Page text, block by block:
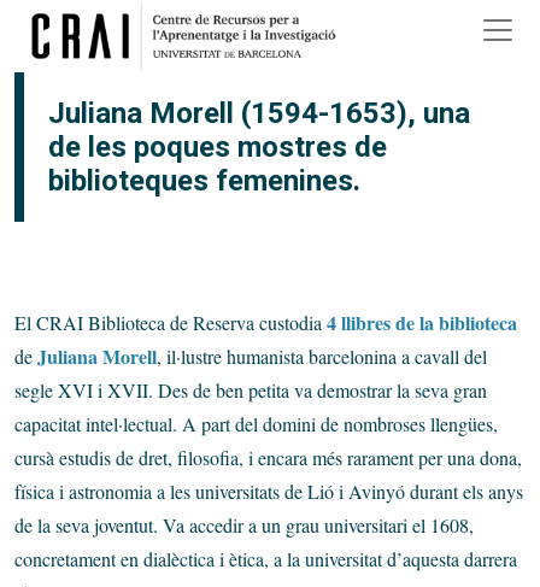
Vés al contingut
Juliana Morell (1594-1653), una
de les poques mostres de
biblioteques femenines.
El CRAI Biblioteca de Reserva custodia 4 llibres de la biblioteca
deJuliana Morell, il·lustre humanista barcelonina a cavall del
segle XVI i XVII. Des de ben petita va demostrar la seva gran
capacitat intel·lectual. A part del domini de nombroses llengües,
cursà estudis de dret, filosofia, i encara més rarament per una dona,
física i astronomia a les universitats de Lió i Avinyó durant els anys
de la seva joventut. Va accedir a un grau universitari el 1608,
concretament en dialèctica i ètica, a la universitat d’aquesta darrera